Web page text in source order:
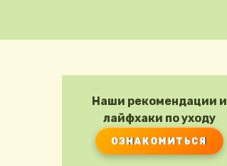
Наши рекомендации и
лайфхаки по уходу
ОЗНАКОМИТЬСЯ